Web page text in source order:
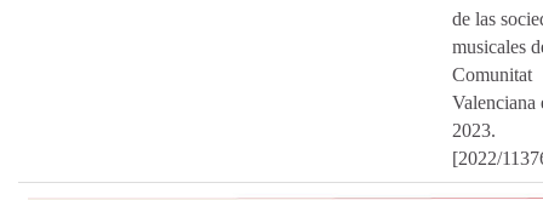
de las
musicales
Comunitat
Valenciana
2023.
[2022/